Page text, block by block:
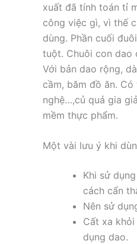
xuất đã tính toán tỉ
công việc gì, vì thế
dùng. Phần cuối
tuột. Chuôi con dao
Với bản dao rộng,
cầm, băm đồ ăn.
nghệ…,củ quả gia
mềm thực phẩm.
Một vài lưu ý khi
Khi sử
cách cẩn
Nên sử
Cất xa
dụng dao.